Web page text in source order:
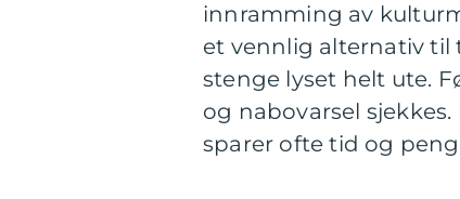
innramming av
et vennlig alternativ til
stenge lyset helt ute.
og nabovarsel
sparer ofte tid og